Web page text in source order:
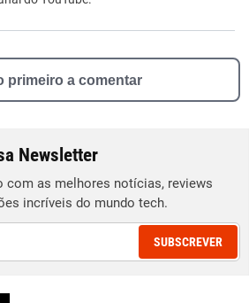
primeiro a comentar
Newsletter
com as melhores notícias, reviews
incríveis do mundo tech.
SUBSCREVER